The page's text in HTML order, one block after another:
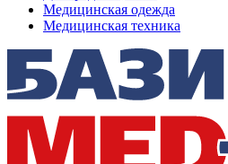
Медицинская одежда
Медицинская техника